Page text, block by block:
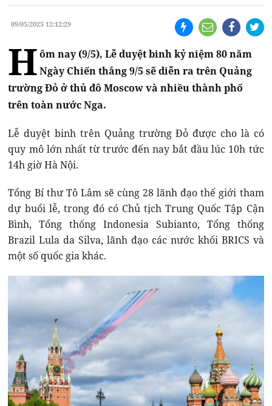
09/05/2025 12:12:29
H ôm nay (9/5), Lễ duyệt binh kỷ niệm 80 năm
Ngày Chiến thắng 9/5 sẽ diễn ra trên Quảng
trường Đỏ ở thủ đô Moscow và nhiều thành phố
trên toàn nước Nga.
Lễ duyệt binh trên Quảng trường Đỏ được cho là có
quy mô lớn nhất từ trước đến nay bắt đầu lúc 10h tức
14h giờ Hà Nội.
Tổng Bí thư Tô Lâm sẽ cùng 28 lãnh đạo thế giới tham
dự buổi lễ, trong đó có Chủ tịch Trung Quốc Tập Cận
Bình, Tổng thống Indonesia Subianto, Tổng thống
Brazil Lula da Silva, lãnh đạo các nước khối BRICS và
một số quốc gia khác.